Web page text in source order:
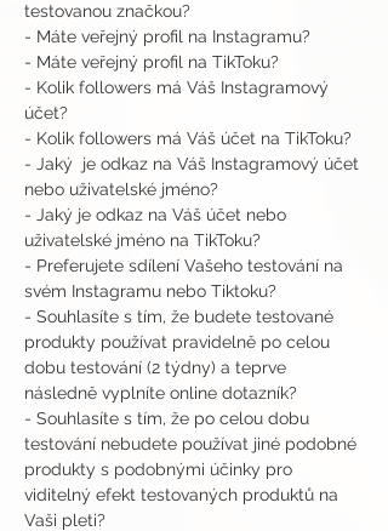
testovanou značkou?
- Máte veřejný profil na Instagramu?
- Máte veřejný profil na TikToku?
- Kolik followers má Váš Instagramový
účet?
- Kolik followers má Váš účet na TikToku?
- Jaký  je odkaz na Váš Instagramový účet
nebo uživatelské jméno?
- Jaký je odkaz na Váš účet nebo
uživatelské jméno na TikToku?
- Preferujete sdílení Vašeho testování na
svém Instagramu nebo Tiktoku?
- Souhlasíte s tím, že budete testované
produkty používat pravidelně po celou
dobu testování (2 týdny) a teprve
následně vyplníte online dotazník?
- Souhlasíte s tím, že po celou dobu
testování nebudete používat jiné podobné
produkty s podobnými účinky pro
viditelný efekt testovaných produktů na
Vaši pleti?